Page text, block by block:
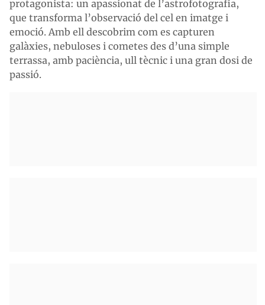
protagonista: un apassionat de l’astrofotografia,
que transforma l’observació del cel en imatge i
emoció. Amb ell descobrim com es capturen
galàxies, nebuloses i cometes des d’una simple
terrassa, amb paciència, ull tècnic i una gran dosi de
passió.